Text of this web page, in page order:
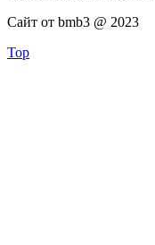
Сайт от bmb3 @ 2023
Top